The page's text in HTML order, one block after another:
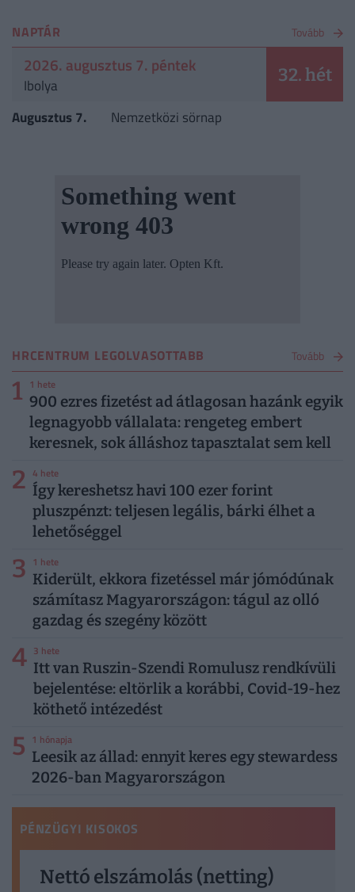
NAPTÁR Tovább
2026. augusztus 7. péntek
Ibolya 32. hét
Augusztus 7. Nemzetközi sörnap
HRCENTRUM LEGOLVASOTTABB Tovább
1 1 hete
900 ezres fizetést ad átlagosan hazánk egyik
legnagyobb vállalata: rengeteg embert
keresnek, sok álláshoz tapasztalat sem kell
2 4 hete
Így kereshetsz havi 100 ezer forint
pluszpénzt: teljesen legális, bárki élhet a
lehetőséggel
3 1 hete
Kiderült, ekkora fizetéssel már jómódúnak
számítasz Magyarországon: tágul az olló
gazdag és szegény között
4 3 hete
Itt van Ruszin-Szendi Romulusz rendkívüli
bejelentése: eltörlik a korábbi, Covid-19-hez
köthető intézedést
5 1 hónapja
Leesik az állad: ennyit keres egy stewardess
2026-ban Magyarországon
PÉNZÜGYI KISOKOS
Nettó elszámolás (netting)